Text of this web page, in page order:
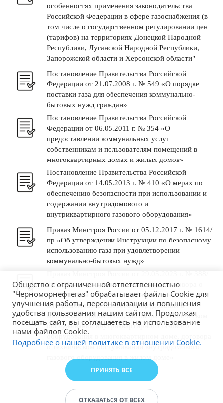
особенностях применения законодательства
Российской Федерации в сфере газоснабжения (в
том числе о государственном регулировании цен
(тарифов) на территориях Донецкой Народной
Республики, Луганской Народной Республики,
Запорожской области и Херсонской области"
Постановление Правительства Российской
Федерации от 21.07.2008 г. № 549 «О порядке
поставки газа для обеспечения коммунально-
бытовых нужд граждан»
Постановление Правительства Российской
Федерации от 06.05.2011 г. № 354 «О
предоставлении коммунальных услуг
собственникам и пользователям помещений в
многоквартирных домах и жилых домов»
Постановление Правительства Российской
Федерации от 14.05.2013 г. № 410 «О мерах по
обеспечению безопасности при использовании и
содержании внутридомового и
внутриквартирного газового оборудования»
Приказ Минстроя России от 05.12.2017 г. № 1614/
пр «Об утверждении Инструкции по безопасному
использованию газа при удовлетворении
коммунально-бытовых нужд»
пр «Об утверждении типовых форм договора о
техническом обслуживании и ремонте
внутридомового газового оборудования в
многоквартирном доме, договора о техническом
обслуживании внутриквартирного газового
оборудования в многоквартирном доме, договора
о техническом обслуживании внутридомового
газового оборудования в жилом доме»
Общество с ограниченной ответственностью
"Черноморнефтегаз" обрабатывает файлы Cookie для
улучшения работы, персонализации и повышения
удобства пользования нашим сайтом. Продолжая
посещать сайт, вы соглашаетесь на использование
нами файлов Cookie.
Подробнее о нашей политике в отношении Cookie.
ПРИНЯТЬ ВСЕ
ОТКАЗАТЬСЯ ОТ ВСЕХ